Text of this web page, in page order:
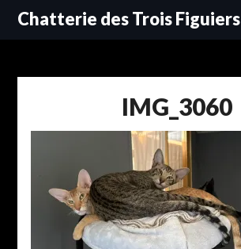
SkipChatterie des Trois Figuiers
IMG_3060